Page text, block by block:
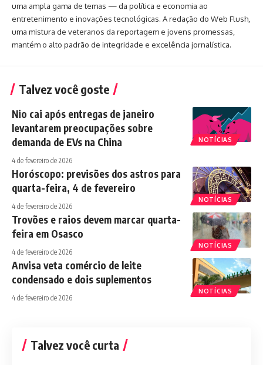
uma ampla gama de temas — da política e economia ao
entretenimento e inovações tecnológicas. A redação do Web Flush,
uma mistura de veteranos da reportagem e jovens promessas,
mantém o alto padrão de integridade e excelência jornalística.
Talvez você goste
NOTÍCIAS
Nio cai após entregas de janeiro
levantarem preocupações sobre
demanda de EVs na China
4 de fevereiro de 2026
NOTÍCIAS
Horóscopo: previsões dos astros para
quarta-feira, 4 de fevereiro
4 de fevereiro de 2026
NOTÍCIAS
Trovões e raios devem marcar quarta-
feira em Osasco
4 de fevereiro de 2026
NOTÍCIAS
Anvisa veta comércio de leite
condensado e dois suplementos
4 de fevereiro de 2026
Talvez você curta